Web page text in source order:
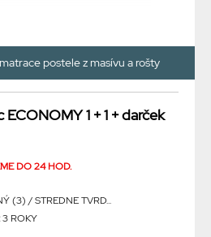
postele z masívu a rošty
1 + 1 + darček
DO 24 HOD.
(3) / STREDNE TVRD...
3 ROKY